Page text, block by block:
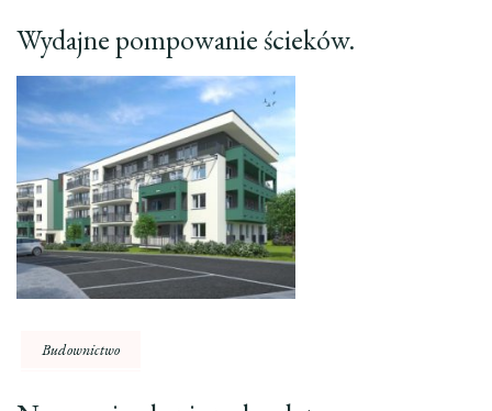
Wydajne pompowanie ścieków.
Budownictwo